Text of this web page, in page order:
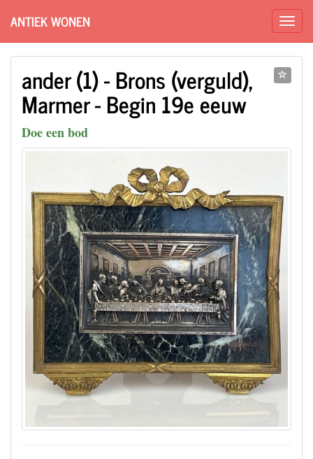
ANTIEK WONEN
ander (1) - Brons (verguld),
Marmer - Begin 19e eeuw
Doe een bod